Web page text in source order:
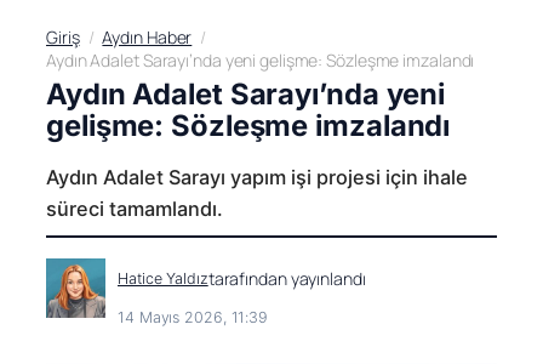
Giriş
Aydın Haber
Aydın Adalet Sarayı’nda yeni gelişme: Sözleşme imzalandı
Aydın Adalet Sarayı’nda yeni
gelişme: Sözleşme imzalandı
Aydın Adalet Sarayı yapım işi projesi için ihale
süreci tamamlandı.
Hatice Yaldıztarafından yayınlandı
14 Mayıs 2026, 11:39